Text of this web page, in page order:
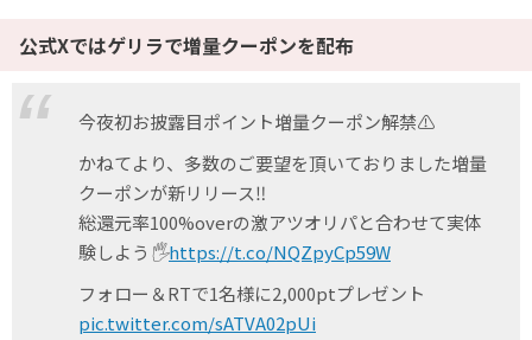
公式Xではゲリラで増量クーポンを配布
今夜初お披露目ポイント増量クーポン解禁⚠️
かねてより、多数のご要望を頂いておりました増量
クーポンが新リリース‼️
総還元率100%overの激アツオリパと合わせて実体
験しよう🖐️https://t.co/NQZpyCp59W
フォロー＆RTで1名様に2,000ptプレゼント
pic.twitter.com/sATVA02pUi